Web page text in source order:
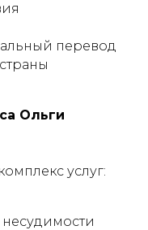
перевод
Ольги
услуг: